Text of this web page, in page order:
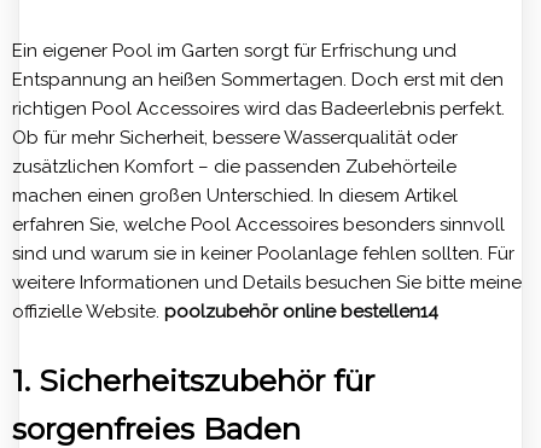
Ein eigener Pool im Garten sorgt für Erfrischung und
Entspannung an heißen Sommertagen. Doch erst mit den
richtigen Pool Accessoires wird das Badeerlebnis perfekt.
Ob für mehr Sicherheit, bessere Wasserqualität oder
zusätzlichen Komfort – die passenden Zubehörteile
machen einen großen Unterschied. In diesem Artikel
erfahren Sie, welche Pool Accessoires besonders sinnvoll
sind und warum sie in keiner Poolanlage fehlen sollten. Für
weitere Informationen und Details besuchen Sie bitte meine
offizielle Website. poolzubehör online bestellen14
1. Sicherheitszubehör für
sorgenfreies Baden